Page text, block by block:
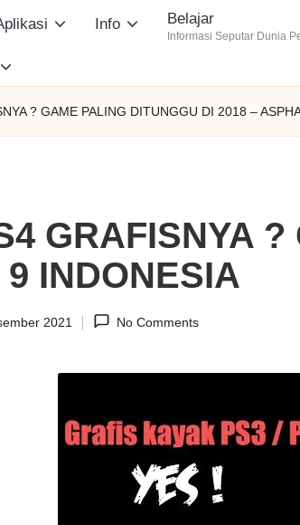
Info Belajar
Informasi Seputar Dunia
? GAME PALING DITUNGGU DI 2018 –
GRAFISNYA
INDONESIA
2021 No Comments